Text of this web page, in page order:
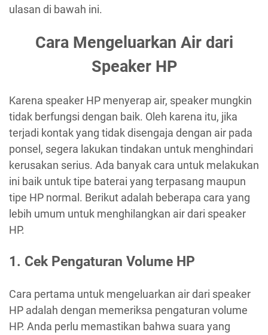
ulasan di bawah ini.
Cara Mengeluarkan Air dari
Speaker HP
Karena speaker HP menyerap air, speaker mungkin
tidak berfungsi dengan baik. Oleh karena itu, jika
terjadi kontak yang tidak disengaja dengan air pada
ponsel, segera lakukan tindakan untuk menghindari
kerusakan serius. Ada banyak cara untuk melakukan
ini baik untuk tipe baterai yang terpasang maupun
tipe HP normal. Berikut adalah beberapa cara yang
lebih umum untuk menghilangkan air dari speaker
HP.
1. Cek Pengaturan Volume HP
Cara pertama untuk mengeluarkan air dari speaker
HP adalah dengan memeriksa pengaturan volume
HP. Anda perlu memastikan bahwa suara yang